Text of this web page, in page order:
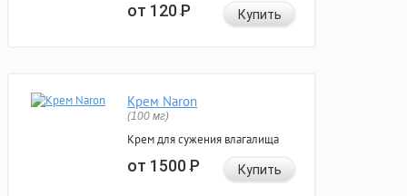
от 120Р Купить
Крем Naron
(100 мг)
Крем для сужения влагалища
от 1500Р Купить